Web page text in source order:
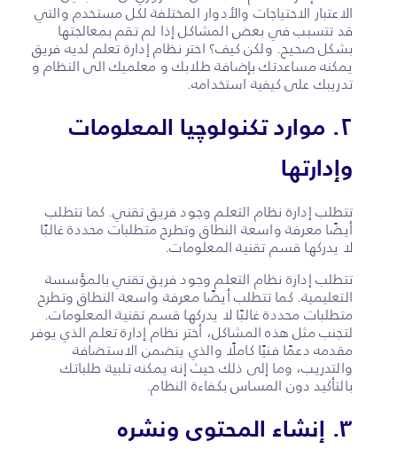
الاعتبار الاحتياجات والأدوار المختلفة لكل مستخدم والتي
قد تتسبب في بعض المشاكل إذا لم تقم بمعالجتها
بشكل صحيح. ولكن كيف؟ اختر نظام إدارة تعلم لديه فريق
يمكنه مساعدتك بإضافة طلابك و معلميك الى النظام و
تدريبك على كيفية استخدامه.
٢. موارد تكنولوچيا المعلومات
وإدارتها
تتطلب إدارة نظام التعلم وجود فريق تقني. كما تتطلب
أيضًا معرفة واسعة النطاق وتطرح متطلبات محددة غالبًا
لا يدركها قسم تقنية المعلومات.
تتطلب إدارة نظام التعلم وجود فريق تقني بالمؤسسة
التعليمية. كما تتطلب أيضًا معرفة واسعة النطاق وتطرح
متطلبات محددة غالبًا لا يدركها قسم تقنية المعلومات.
لتجنب مثل هذه المشاكل، أختر نظام إدارة تعلم الذي يوفر
مقدمه دعمًا فنيًا كاملًا والذي يتضمن الاستضافة
والتدريب، وما إلى ذلك حيث إنه يمكنه تلبية طلباتك
بالتأكيد دون المساس بكفاءة النظام.
٣. إنشاء المحتوى ونشره